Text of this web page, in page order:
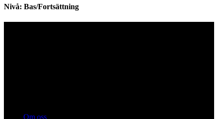
Nivå: Bas/Fortsättning
Om oss